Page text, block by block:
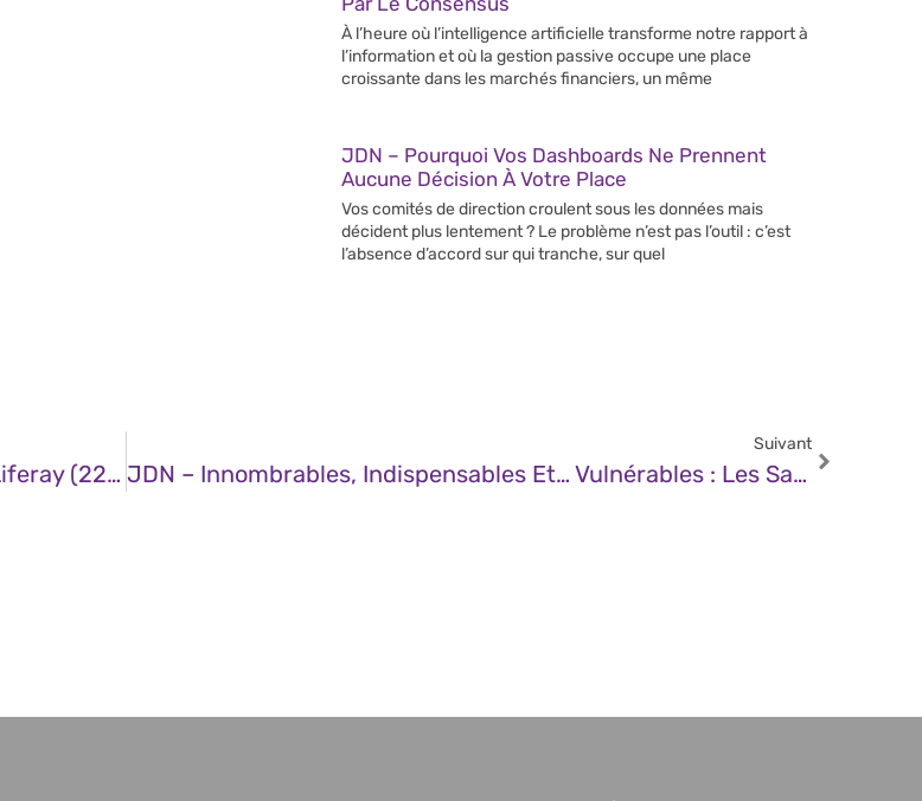
À l’heure où l’intelligence artificielle transforme notre rapport à
l’information et où la gestion passive occupe une place
croissante dans les marchés financiers, un même
JDN – Pourquoi Vos Dashboards Ne Prennent
Aucune Décision À Votre Place
Vos comités de direction croulent sous les données mais
décident plus lentement ? Le problème n’est pas l’outil : c’est
l’absence d’accord sur qui tranche, sur quel
CERT – Multiples Vulnérabilités Dans Les Produits Liferay (22 Août 2025)
Suivant
JDN – Innombrables, Indispensables Et… Vulnérables : Les Satellites, Nouvelle Menace Pour L’économie Mondiale